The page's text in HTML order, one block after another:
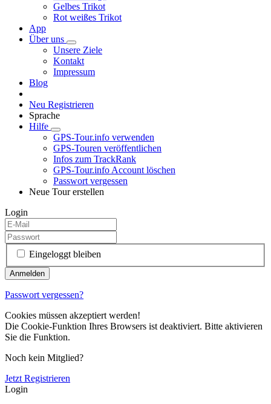
Gelbes Trikot
Rot weißes Trikot
App
Über uns
Unsere Ziele
Kontakt
Impressum
Blog
Neu Registrieren
Sprache
Hilfe
GPS-Tour.info verwenden
GPS-Touren veröffentlichen
Infos zum TrackRank
GPS-Tour.info Account löschen
Passwort vergessen
Neue Tour erstellen
Login
Eingeloggt bleiben
Passwort vergessen?
Cookies müssen akzeptiert werden!
Die Cookie-Funktion Ihres Browsers ist deaktiviert. Bitte aktivieren
Sie die Funktion.
Noch kein Mitglied?
Jetzt Registrieren
Login